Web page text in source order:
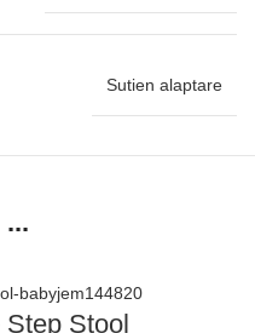
Sutien alaptare
...
Step Stool